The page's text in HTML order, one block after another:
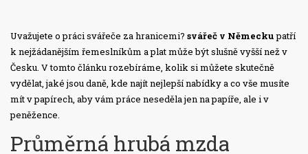
Uvažujete o práci svářeče za hranicemi? svářeč v Německupatří
k nejžádanějším řemeslníkům a plat může být slušně vyšší než v
Česku. V tomto článku rozebíráme, kolik si můžete skutečně
vydělat, jaké jsou daně, kde najít nejlepší nabídky a co vše musíte
mít v papírech, aby vám práce neseděla jen na papíře, ale i v
peněžence.
Průměrná hrubá mzda